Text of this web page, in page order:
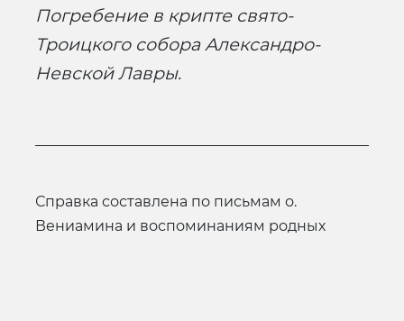
Погребение в крипте свято-
Троицкого собора Александро-
Невской Лавры.
Справка составлена по письмам о.
Вениамина и воспоминаниям родных